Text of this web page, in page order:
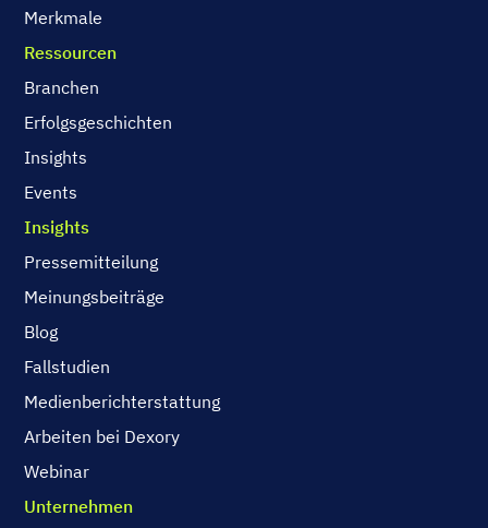
Merkmale
Ressourcen
Branchen
Erfolgsgeschichten
Insights
Events
Insights
Pressemitteilung
Meinungsbeiträge
Blog
Fallstudien
Medienberichterstattung
Arbeiten bei Dexory
Webinar
Unternehmen